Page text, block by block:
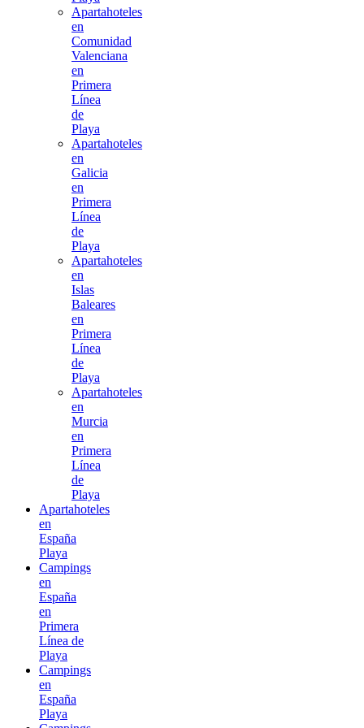
Apartahoteles
en
Comunidad
Valenciana
en
Primera
Línea
de
Playa
Apartahoteles
en
Galicia
en
Primera
Línea
de
Playa
Apartahoteles
en
Islas
Baleares
en
Primera
Línea
de
Playa
Apartahoteles
en
Murcia
en
Primera
Línea
de
Playa
Apartahoteles
en
España
Playa
Campings
en
España
en
Primera
Línea de
Playa
Campings
en
España
Playa